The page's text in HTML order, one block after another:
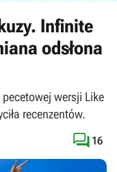
Infinite
odsłona
wersji Like
recenzentów.
 16